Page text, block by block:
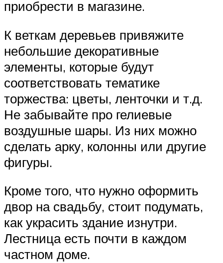
приобрести в магазине.
К веткам деревьев привяжите
небольшие декоративные
элементы, которые будут
соответствовать тематике
торжества: цветы, ленточки и т.д.
Не забывайте про гелиевые
воздушные шары. Из них можно
сделать арку, колонны или другие
фигуры.
Кроме того, что нужно оформить
двор на свадьбу, стоит подумать,
как украсить здание изнутри.
Лестница есть почти в каждом
частном доме.